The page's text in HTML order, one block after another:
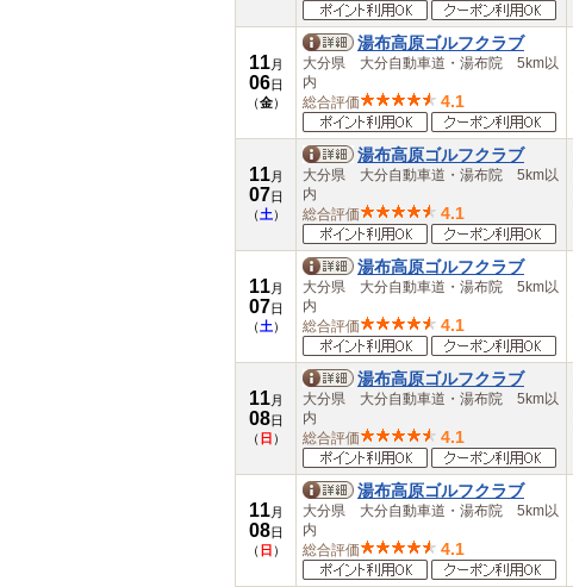
11月
06日
（金）
湯布高原ゴルフクラブ
大分県 大分自動車道・湯布院 5km以
内
総合評価
4.1
11月
07日
（ 土 ）
湯布高原ゴルフクラブ
大分県 大分自動車道・湯布院 5km以
内
総合評価
4.1
11月
07日
（土）
湯布高原ゴルフクラブ
大分県 大分自動車道・湯布院 5km以
内
総合評価
4.1
11月
08日
（ 日 ）
湯布高原ゴルフクラブ
大分県 大分自動車道・湯布院 5km以
内
総合評価
4.1
11月
08日
（ 日）
湯布高原ゴルフクラブ
大分県 大分自動車道・湯布院 5km以
内
総合評価
4.1